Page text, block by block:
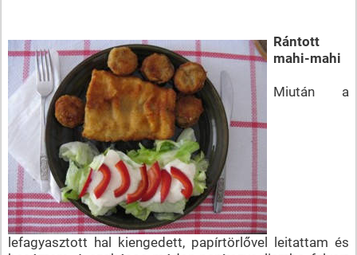
Rántott
mahi-mahi
Miután a
lefagyasztott hal kiengedett, papírtörlővel leitattam és